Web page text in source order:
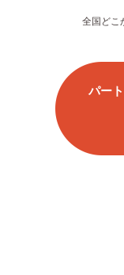
全国どこ
パー